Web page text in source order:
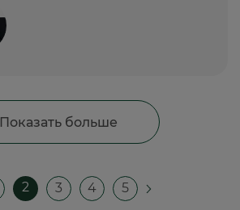
Показать больше
2 3 4 5